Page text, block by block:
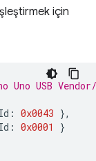
için
USB
: 0x0043 },
: 0x0001
}